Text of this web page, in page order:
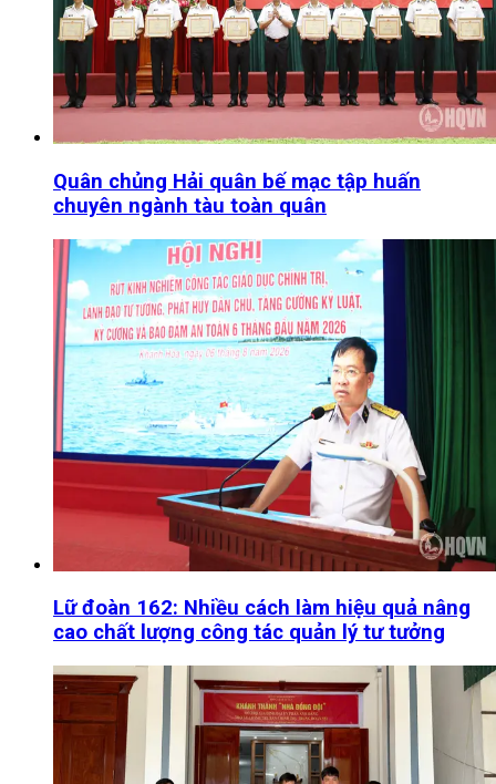
Quân chủng Hải quân bế mạc tập huấn
chuyên ngành tàu toàn quân
Lữ đoàn 162: Nhiều cách làm hiệu quả nâng
cao chất lượng công tác quản lý tư tưởng